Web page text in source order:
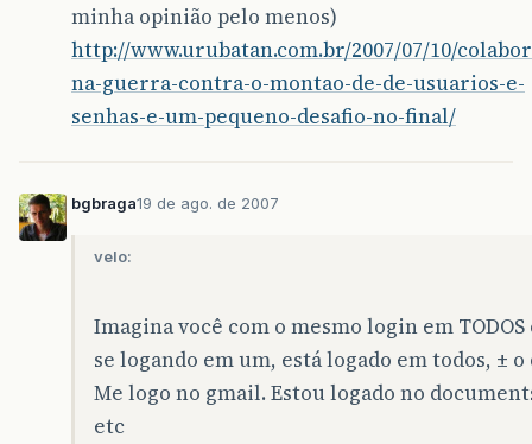
minha opinião pelo menos)
http://www.urubatan.com.br/2007/07/10/
na-guerra-contra-o-montao-de-de-usuarios-e-
senhas-e-um-pequeno-desafio-no-final/
bgbraga19 de ago. de 2007
velo:
Imagina você com o mesmo login em
se logando em um, está logado em todos, ±
Me logo no gmail. Estou logado no
etc